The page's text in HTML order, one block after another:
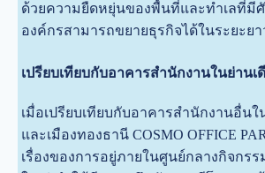
ด้วยความยืดหยุ่นของพื้นที่และทำเลที่มี
องค์กรสามารถขยายธุรกิจได้ในระยะยา
เปรียบเทียบกับอาคารสำนักงานในย่านเ
เมื่อเปรียบเทียบกับอาคารสำนักงานอื่น
และเมืองทองธานี COSMO OFFICE
เรื่องของการอยู่ภายในศูนย์กลางกิจกร